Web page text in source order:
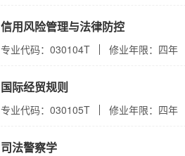
信用风险管理与法律防控
专业代码：030104T 修业年限：四年
国际经贸规则
专业代码：030105T 修业年限：四年
司法警察学